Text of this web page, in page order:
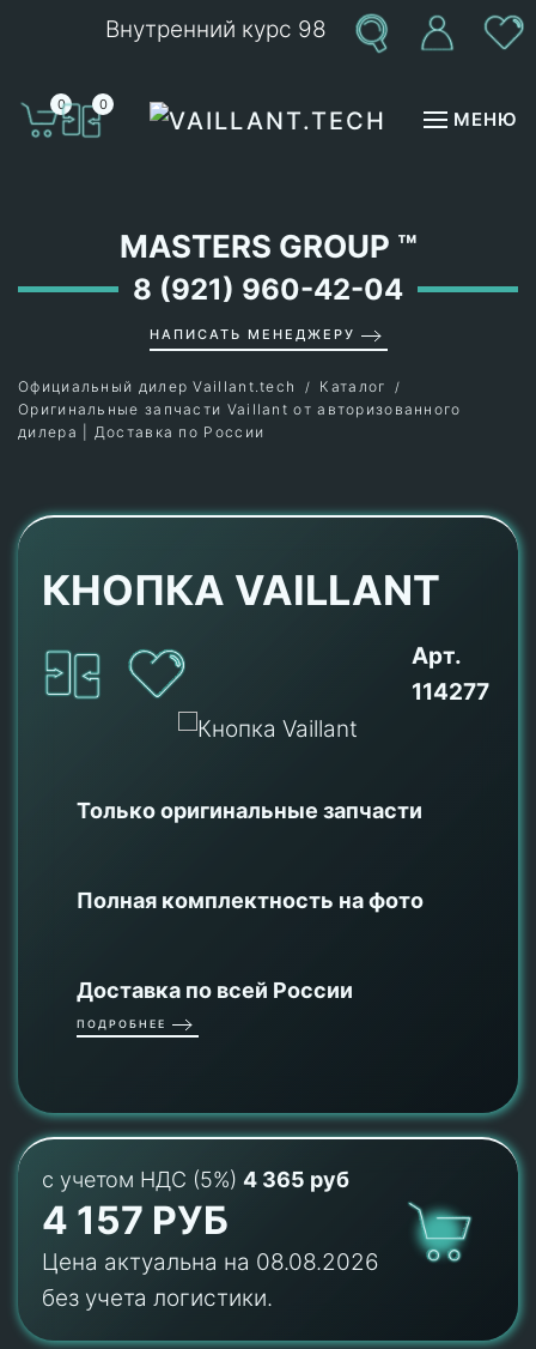
Внутренний курс 98
0 0
МЕНЮ
MASTERS GROUP ™
8 (921) 960-42-04
НАПИСАТЬ МЕНЕДЖЕРУ
Официальный дилер Vaillant.tech
Каталог
Оригинальные запчасти Vaillant от авторизованного
дилера | Доставка по России
КНОПКА VAILLANT
Арт.
114277
Только оригинальные запчасти
Полная комплектность на фото
Доставка по всей России
ПОДРОБНЕЕ
с учетом НДС (5%) 4 365 руб
4 157 РУБ
Цена актуальна на 08.08.2026
без учета логистики.